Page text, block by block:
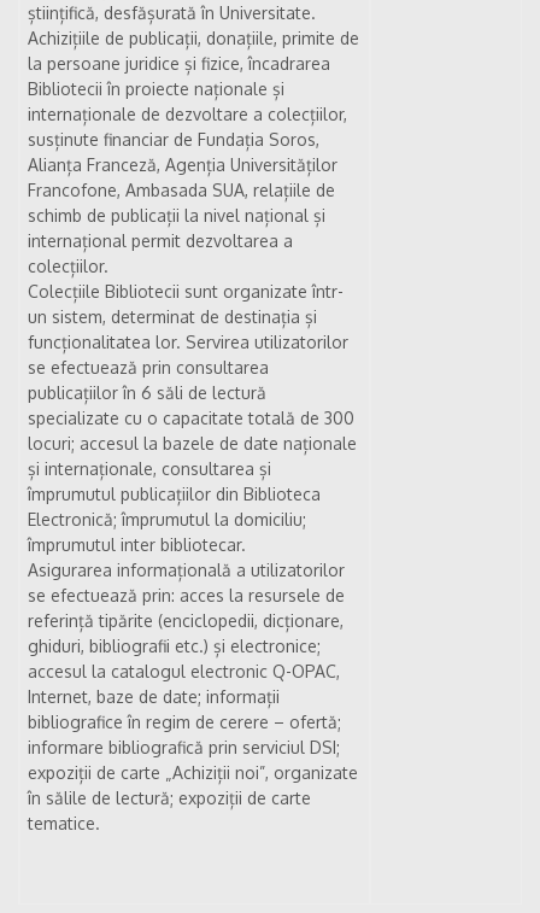
științifică, desfășurată în Universitate.
Achizițiile de publicații, donațiile, primite de
la persoane juridice și fizice, încadrarea
Bibliotecii în proiecte naționale și
internaționale de dezvoltare a colecțiilor,
susținute financiar de Fundația Soros,
Alianța Franceză, Agenția Universităților
Francofone, Ambasada SUA, relațiile de
schimb de publicații la nivel național și
internațional permit dezvoltarea a
colecțiilor.
Colecțiile Bibliotecii sunt organizate într-
un sistem, determinat de destinația și
funcționalitatea lor. Servirea utilizatorilor
se efectuează prin consultarea
publicațiilor în 6 săli de lectură
specializate cu o capacitate totală de 300
locuri; accesul la bazele de date naționale
și internaționale, consultarea și
împrumutul publicațiilor din Biblioteca
Electronică; împrumutul la domiciliu;
împrumutul inter bibliotecar.
Asigurarea informațională a utilizatorilor
se efectuează prin: acces la resursele de
referință tipărite (enciclopedii, dicționare,
ghiduri, bibliografii etc.) și electronice;
accesul la catalogul electronic Q-OPAC,
Internet, baze de date; informații
bibliografice în regim de cerere – ofertă;
informare bibliografică prin serviciul DSI;
expoziții de carte „Achiziții noi”, organizate
în sălile de lectură; expoziții de carte
tematice.